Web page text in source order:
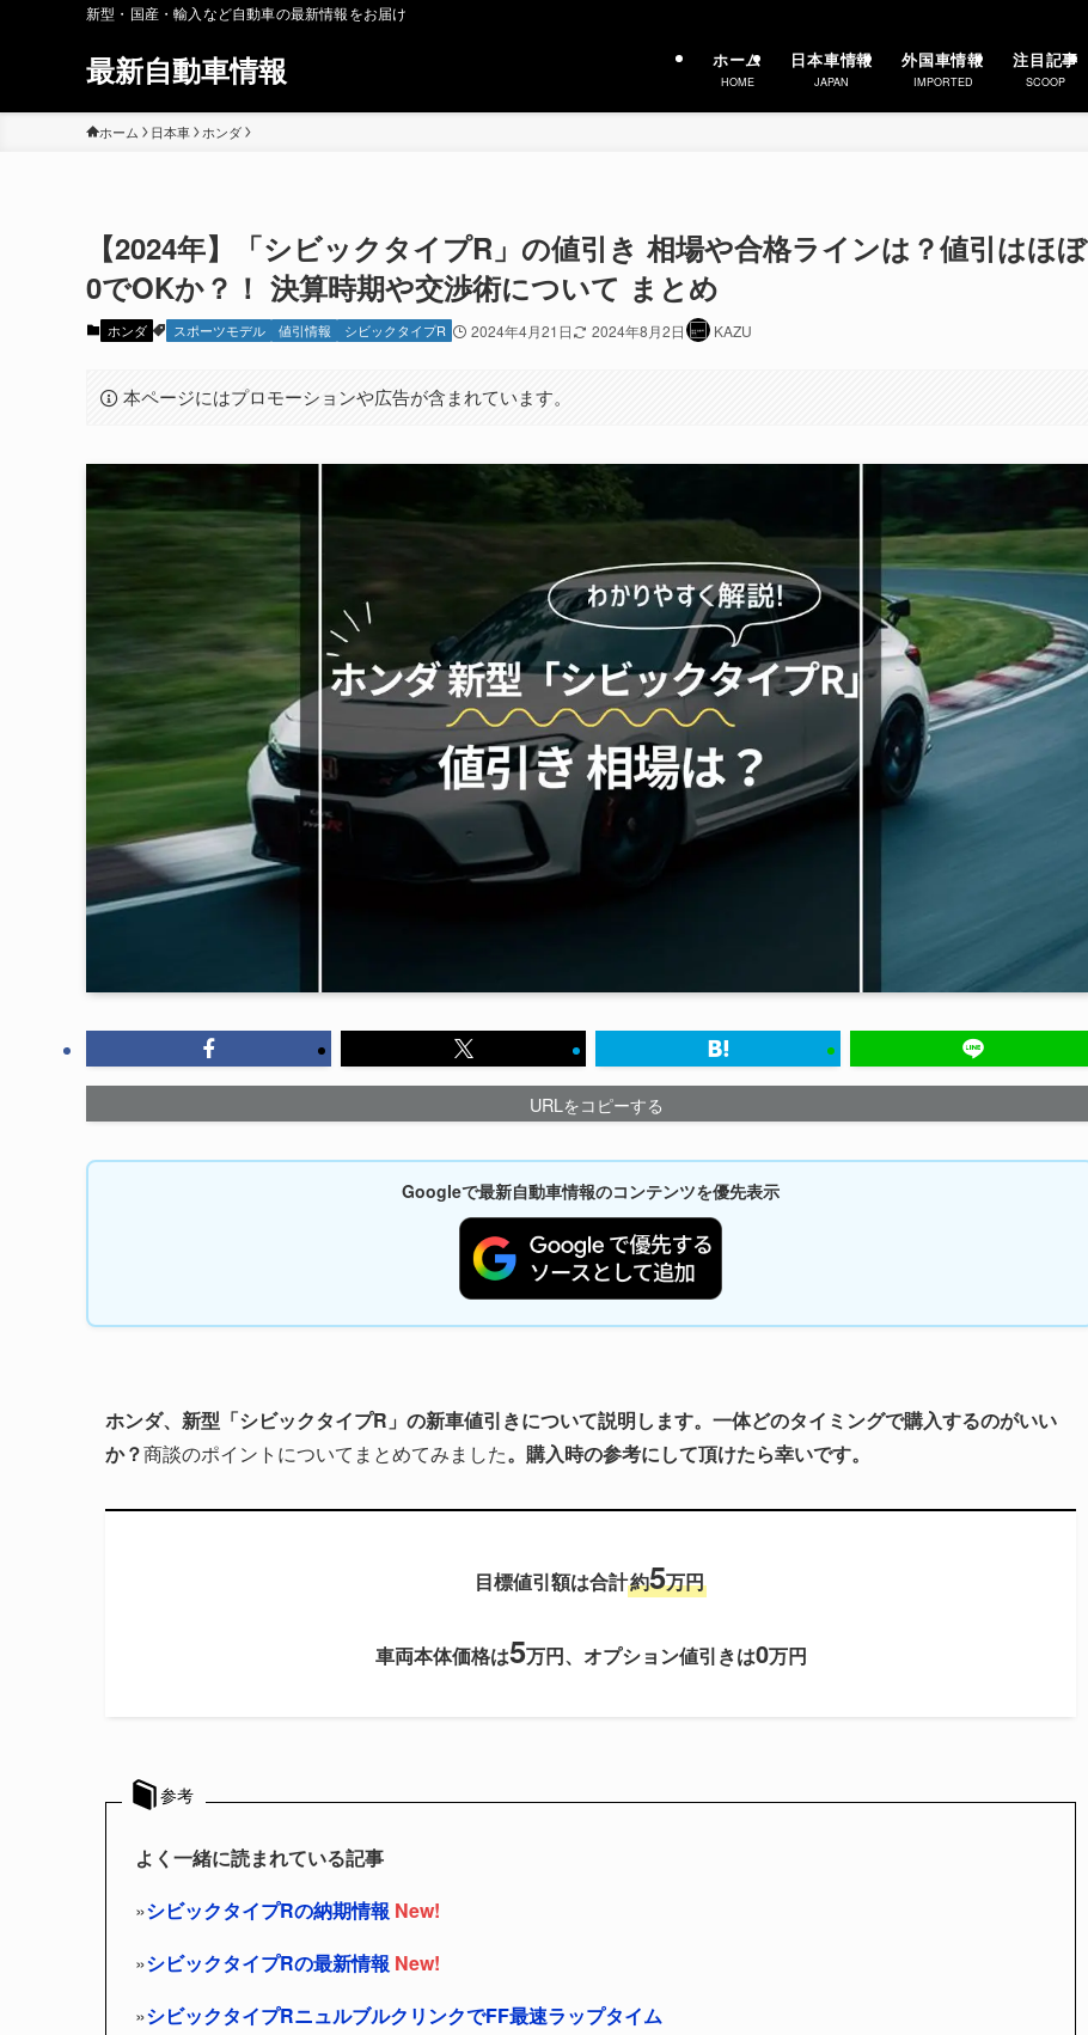
新型・国産・輸入など自動車の最新情報をお届け
最新自動車情報 ホーム
HOME
日本車情報
JAPAN
外国車情報
IMPORTED
注目記事
SCOOP
ホーム 日本車 ホンダ
【2024年】「シビックタイプR」の値引き 相場や合格ラインは？値引はほぼ
0でOKか？！ 決算時期や交渉術について まとめ
ホンダ スポーツモデル 値引情報 シビックタイプR 2024年4月21日 2024年8月2日 KAZU
本ページにはプロモーションや広告が含まれています。
URLをコピーする
Googleで最新自動車情報のコンテンツを優先表示
ホンダ、新型「シビックタイプR」の新車値引きについて説明します。一体どのタイミングで購入するのがいい
か？商談のポイントについてまとめてみました。購入時の参考にして頂けたら幸いです。
目標値引額は合計約5万円
車両本体価格は5万円、オプション値引きは0万円
参考
よく一緒に読まれている記事
»シビックタイプRの納期情報 New!
»シビックタイプRの最新情報 New!
»シビックタイプRニュルブルクリンクでFF最速ラップタイム